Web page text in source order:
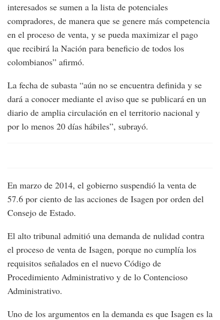
interesados se sumen a la lista de potenciales
compradores, de manera que se genere más competencia
en el proceso de venta, y se pueda maximizar el pago
que recibirá la Nación para beneficio de todos los
colombianos” afirmó.
La fecha de subasta “aún no se encuentra definida y se
dará a conocer mediante el aviso que se publicará en un
diario de amplia circulación en el territorio nacional y
por lo menos 20 días hábiles”, subrayó.
En marzo de 2014, el gobierno suspendió la venta de
57.6 por ciento de las acciones de Isagen por orden del
Consejo de Estado.
El alto tribunal admitió una demanda de nulidad contra
el proceso de venta de Isagen, porque no cumplía los
requisitos señalados en el nuevo Código de
Procedimiento Administrativo y de lo Contencioso
Administrativo.
Uno de los argumentos en la demanda es que Isagen es la